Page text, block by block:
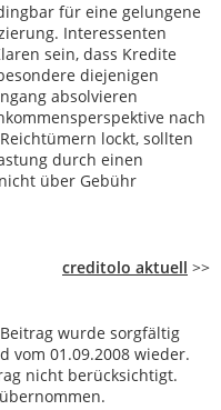
für eine gelungene
Interessenten
sein, dass Kredite
diejenigen
absolvieren
nach
lockt, sollten
durch einen
über Gebühr
creditolo aktuell >>
wurde sorgfältig
vom 01.09.2008 wieder.
nicht berücksichtigt.